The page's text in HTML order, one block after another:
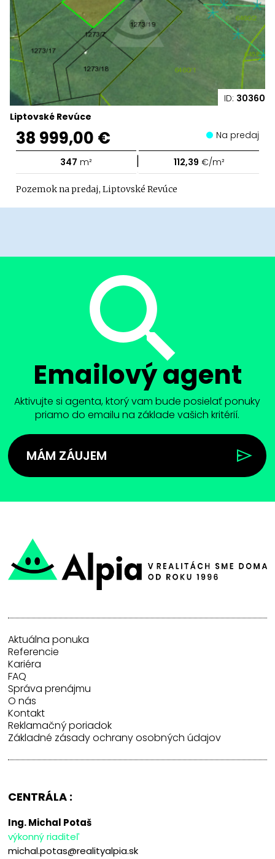
ID: 30360
Liptovské Revúce
38 999,00 € Na predaj
347 m² | 112,39 €/m²
Pozemok na predaj, Liptovské Revúce
Emailový agent
Aktivujte si agenta, ktorý vam bude posielať ponuky
priamo do emailu na základe vašich kritérií.
MÁM ZÁUJEM
Aktuálna ponuka
Referencie
Kariéra
FAQ
Správa prenájmu
O nás
Kontakt
Reklamačný poriadok
Základné zásady ochrany osobných údajov
CENTRÁLA :
Ing. Michal Potaš
výkonný riaditeľ
michal.potas@realityalpia.sk